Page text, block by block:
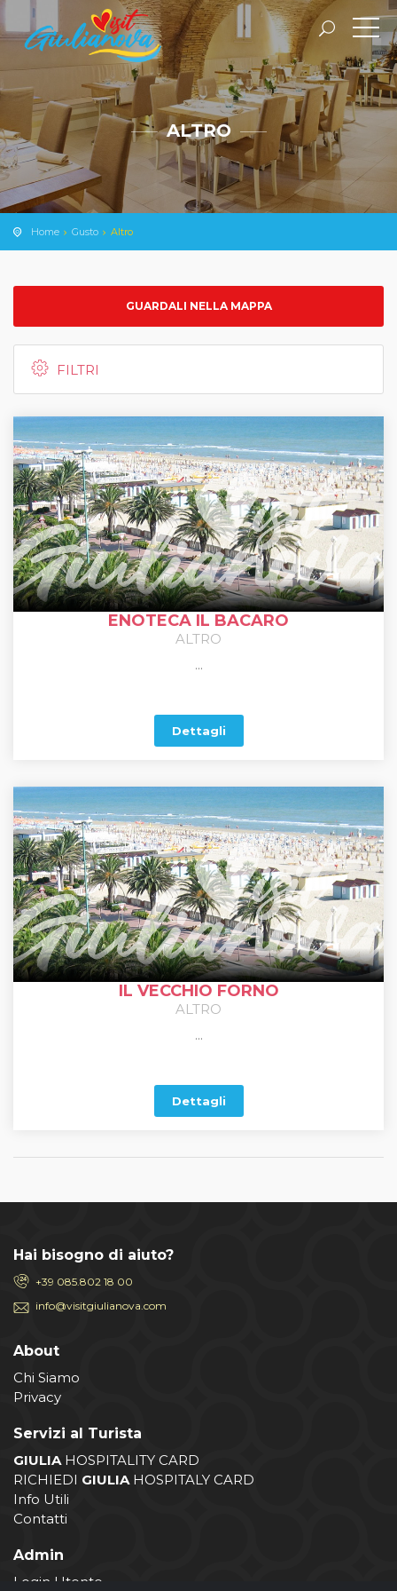
ALTRO
Home Gusto Altro
GUARDALI NELLA MAPPA
FILTRI
ENOTECA IL BACARO
ALTRO
...
Dettagli
IL VECCHIO FORNO
ALTRO
...
Dettagli
Hai bisogno di aiuto?
+39 085.802 18 00
info@visitgiulianova.com
About
Chi Siamo
Privacy
Servizi al Turista
GIULIA HOSPITALITY CARD
RICHIEDI GIULIA HOSPITALY CARD
Info Utili
Contatti
Admin
Login Utente